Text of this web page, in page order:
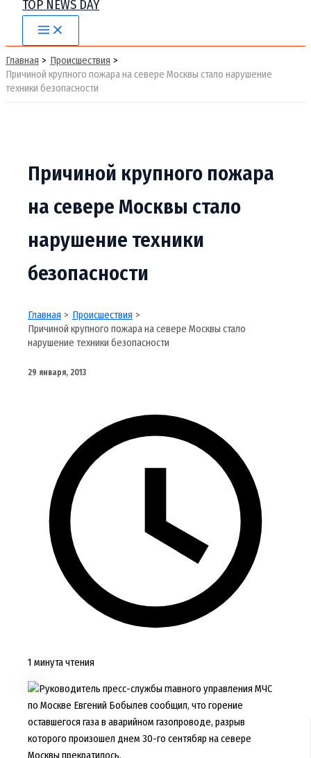
TOP NEWS DAY
Main
Menu
Главная
Происшествия
Причиной крупного пожара на севере Москвы стало нарушение
техники безопасности
Причиной крупного пожара
на севере Москвы стало
нарушение техники
безопасности
Главная
Происшествия
Причиной крупного пожара на севере Москвы стало
нарушение техники безопасности
29 января, 2013
1 минута чтения
Руководитель пресс-службы главного управления МЧС
по Москве Евгений Бобылев сообщил, что горение
оставшегося газа в аварийном газопроводе, разрыв
которого произошел днем 30-го сентябяр на севере
Москвы прекратилось.